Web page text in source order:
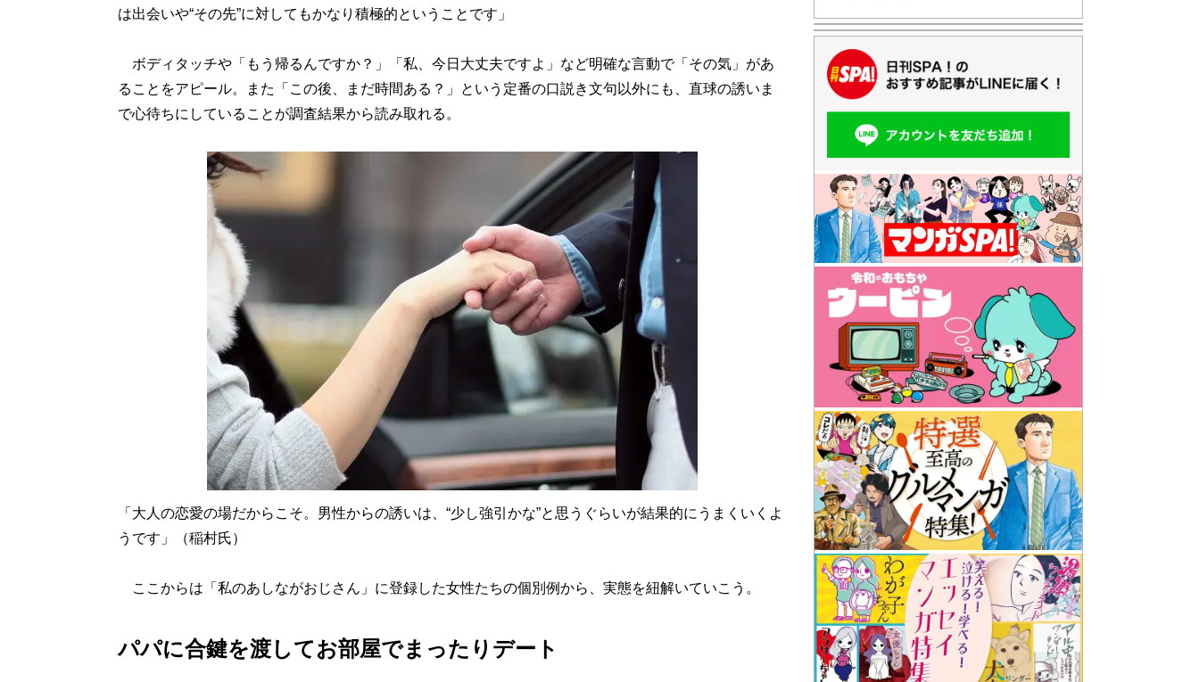
は出会いや“その先”に対してもかなり積極的ということです」
ボディタッチや「もう帰るんですか？」「私、今日大丈夫ですよ」など明確な言動で「その気」があ
ることをアピール。また「この後、まだ時間ある？」という定番の口説き文句以外にも、直球の誘いま
で心待ちにしていることが調査結果から読み取れる。
「大人の恋愛の場だからこそ。男性からの誘いは、“少し強引かな”と思うぐらいが結果的にうまくいくよ
うです」（稲村氏）
ここからは「私のあしながおじさん」に登録した女性たちの個別例から、実態を紐解いていこう。
パパに合鍵を渡してお部屋でまったりデート